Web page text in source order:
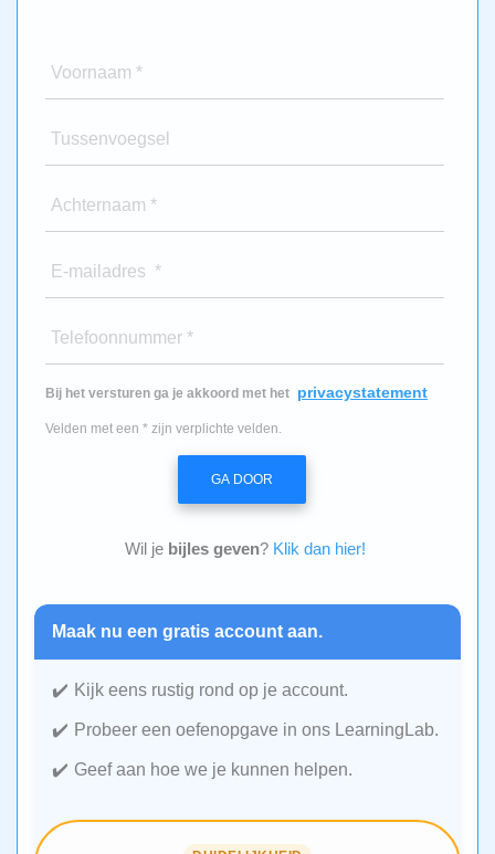
Voornaam *
Tussenvoegsel
Achternaam *
E-mailadres *
Telefoonnummer *
Bij het versturen ga je akkoord met het privacystatement
Velden met een * zijn verplichte velden.
GA DOOR
Wil je bijles geven? Klik dan hier!
Maak nu een gratis account aan.
Kijk eens rustig rond op je account.
Probeer een oefenopgave in ons LearningLab.
Geef aan hoe we je kunnen helpen.